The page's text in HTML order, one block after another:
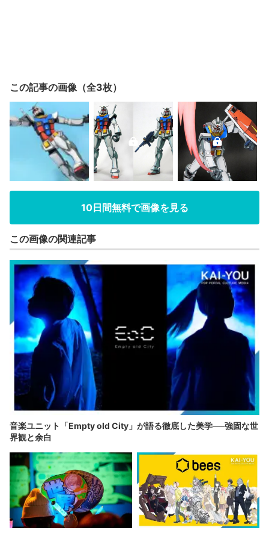
この記事の画像（全3枚）
10日間無料で画像を見る
この画像の関連記事
音楽ユニット「Empty old City」が語る徹底した美学──強固な世
界観と余白